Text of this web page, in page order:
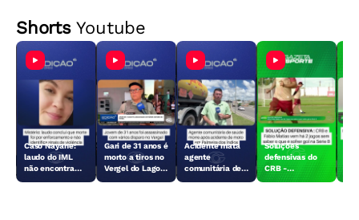
ShortsYoutube
Caso Nayane:
laudo do IML
não encontra
Gari de 31 anos é
morto a tiros no
Vergel do Lago,
Acidente mata
agente
comunitária de
Soluções
defensivas do
CRB -
30/07/2026